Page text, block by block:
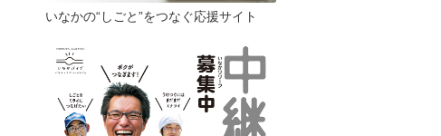
いなかの“しごと”をつなぐ応援サイト